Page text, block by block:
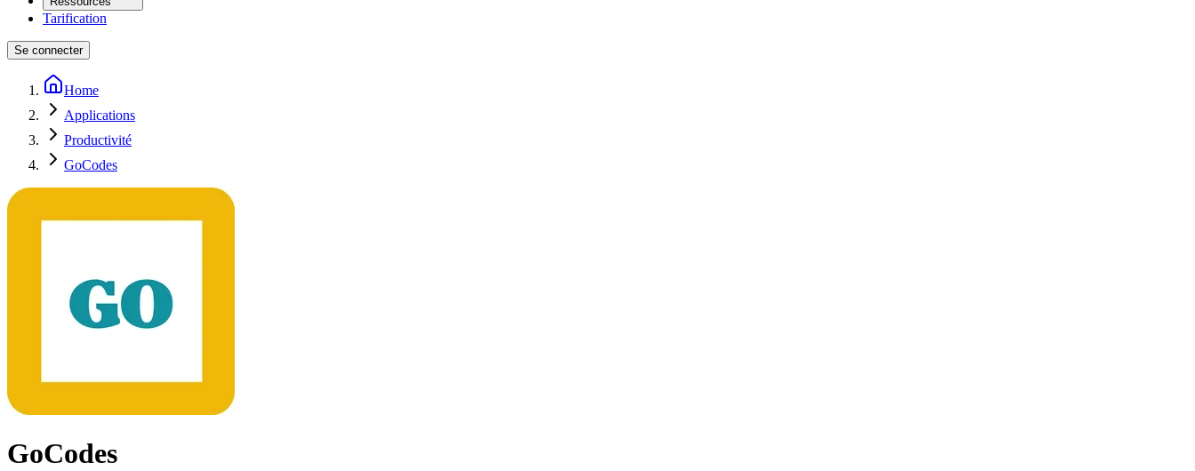
Tarification
Se connecter
Home
Applications
Productivité
GoCodes
GoCodes